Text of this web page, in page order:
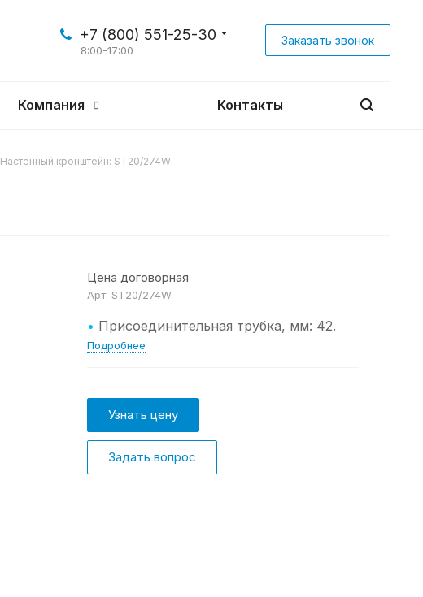
+7 (800) 551-25-30
8:00-17:00
Заказать звонок
Компания Контакты
Настенный кронштейн: ST20/274W
Цена договорная
Арт. ST20/274W
• Присоединительная трубка, мм: 42.
Подробнее
Узнать цену
Задать вопрос